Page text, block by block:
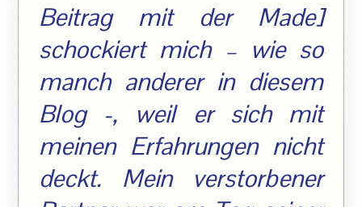
Beitrag mit der Made]
schockiert mich – wie so
manch anderer in diesem
Blog -, weil er sich mit
meinen Erfahrungen nicht
deckt. Mein verstorbener